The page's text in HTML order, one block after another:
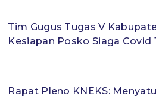
Tim Gugus Tugas V
Kesiapan Posko Siaga Covid
Rapat Pleno KNEKS: